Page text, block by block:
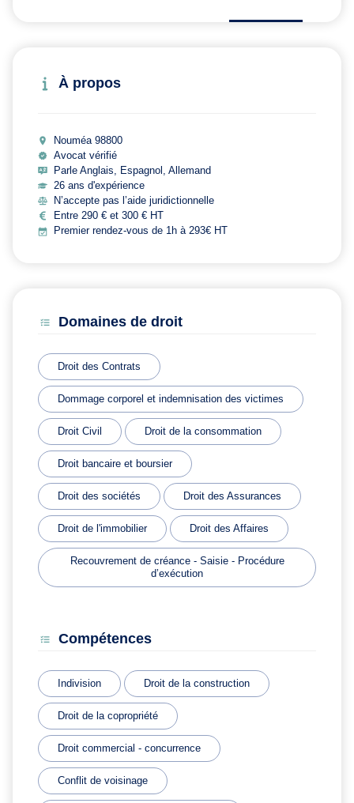
À propos
Nouméa 98800
Avocat vérifié
Parle Anglais, Espagnol, Allemand
26 ans d'expérience
N’accepte pas l’aide juridictionnelle
Entre 290 € et 300 € HT
Premier rendez-vous de 1h à 293€ HT
Domaines de droit
Droit des Contrats
Dommage corporel et indemnisation des victimes
Droit Civil Droit de la consommation
Droit bancaire et boursier
Droit des sociétés Droit des Assurances
Droit de l'immobilier Droit des Affaires
Recouvrement de créance - Saisie - Procédure
d’exécution
Compétences
Indivision Droit de la construction
Droit de la copropriété
Droit commercial - concurrence
Conflit de voisinage